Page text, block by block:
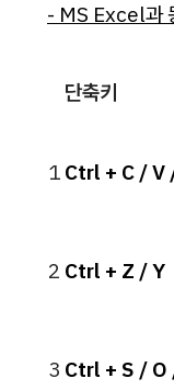
- MS Excel과
단축키
1 Ctrl + C / V
2 Ctrl + Z / Y
3 Ctrl + S / O